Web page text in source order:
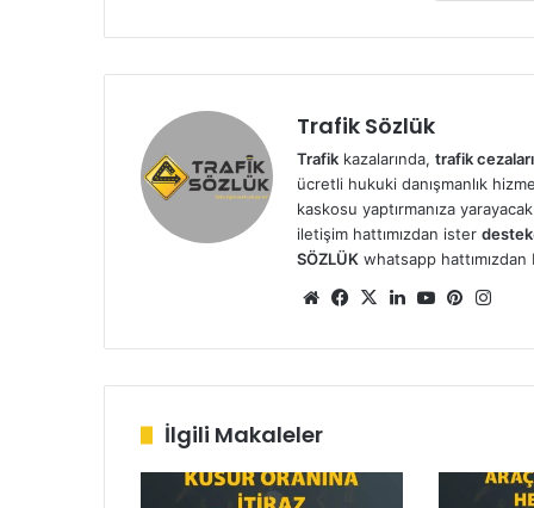
Trafik Sözlük
Trafik kazalarında, trafik cezaları
ücretli hukuki danışmanlık
kaskosu yaptırmanıza
iletişim hattımızdan ister
SÖZLÜK whatsapp hattımızdan
We
sit
esi
Fa
bo
ok
X
Lin
dIn
Yo
ub
e
Pin
est ra
m
İlgili Makaleler